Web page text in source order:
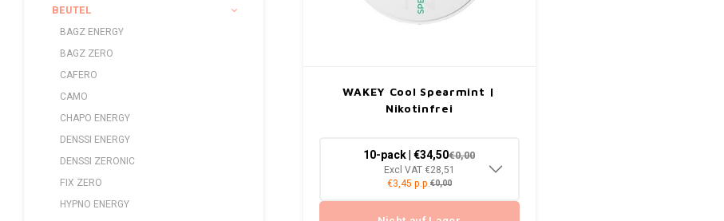
BEUTEL
BAGZ ENERGY
BAGZ ZERO
CAFERO
CAMO
CHAPO ENERGY
DENSSI ENERGY
DENSSI ZERONIC
FIX ZERO
HYPNO ENERGY
WAKEY Cool Spearmint |
Nikotinfrei
10-pack | €34,50€0,00
Excl VAT €28,51
€3,45 p.p.€0,00